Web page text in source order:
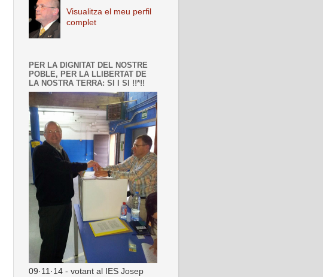
Visualitza el meu perfil
complet
PER LA DIGNITAT DEL NOSTRE
POBLE, PER LA LLIBERTAT DE
LA NOSTRA TERRA: SI I SI !!*!!
09·11·14 - votant al IES Josep